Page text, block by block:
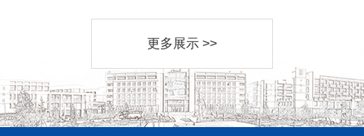
更多展示 >>